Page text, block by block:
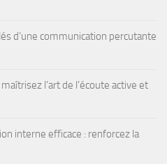
d’une communication percutante
l’art de l’écoute active et
interne efficace : renforcez la